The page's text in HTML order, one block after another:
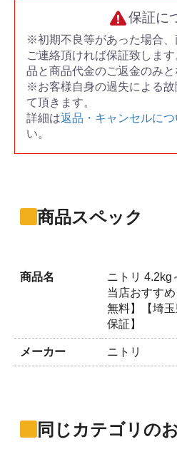
保証に
※初期不良等があった場合、
ご連絡頂ければ保証致しま
品と商品代金のご返金のみと
※お客様自身の過失による
て頂きます。
詳細は返品・キャンセルにつ
い。
商品スペック
商品名
ニトリ 4.2kg
当店おすす
無料】【埼
保証】
メーカー ニトリ
同じカテゴリの